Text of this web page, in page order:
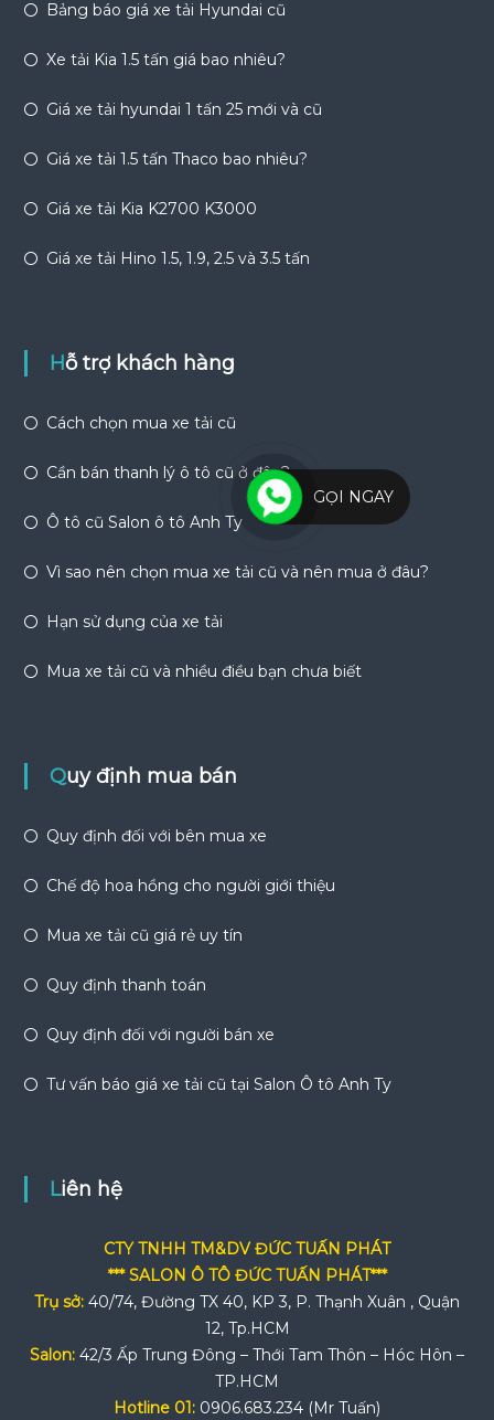
Bảng báo giá xe tải Hyundai cũ
Xe tải Kia 1.5 tấn giá bao nhiêu?
Giá xe tải hyundai 1 tấn 25 mới và cũ
Giá xe tải 1.5 tấn Thaco bao nhiêu?
Giá xe tải Kia K2700 K3000
Giá xe tải Hino 1.5, 1.9, 2.5 và 3.5 tấn
Hỗ trợ khách hàng
Cách chọn mua xe tải cũ
Cần bán thanh lý ô tô cũ ở đâu?
Ô tô cũ Salon ô tô Anh Ty
Vì sao nên chọn mua xe tải cũ và nên mua ở đâu?
Hạn sử dụng của xe tải
Mua xe tải cũ và nhiều điều bạn chưa biết
Quy định mua bán
Quy định đối với bên mua xe
Chế độ hoa hồng cho người giới thiệu
Mua xe tải cũ giá rẻ uy tín
Quy định thanh toán
Quy định đối với người bán xe
Tư vấn báo giá xe tải cũ tại Salon Ô tô Anh Ty
Liên hệ
CTY TNHH TM&DV ĐỨC TUẤN PHÁT
*** SALON Ô TÔ ĐỨC TUẤN PHÁT***
Trụ sở: 40/74, Đường TX 40, KP 3, P. Thạnh Xuân , Quận
12, Tp.HCM
Salon: 42/3 Ấp Trung Đông – Thới Tam Thôn – Hóc Hôn –
TP.HCM
Hotline 01: 0906.683.234 (Mr Tuấn)
GỌI NGAY